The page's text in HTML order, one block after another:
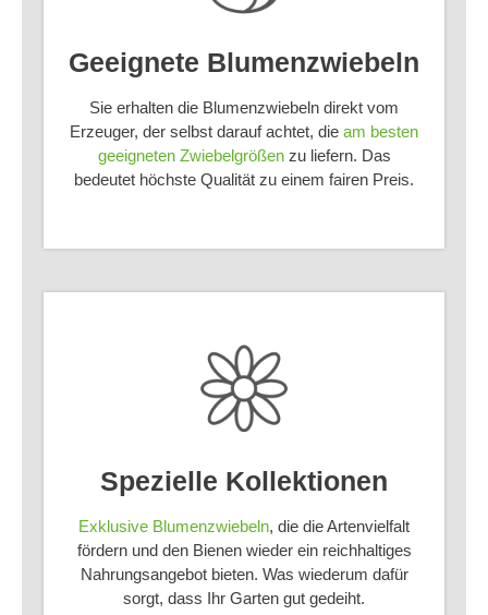
Geeignete Blumenzwiebeln
Sie erhalten die Blumenzwiebeln direkt vom
Erzeuger, der selbst darauf achtet, die am besten
geeigneten Zwiebelgrößenzu liefern. Das
bedeutet höchste Qualität zu einem fairen Preis.
Spezielle Kollektionen
Exklusive Blumenzwiebeln, die die Artenvielfalt
fördern und den Bienen wieder ein reichhaltiges
Nahrungsangebot bieten. Was wiederum dafür
sorgt, dass Ihr Garten gut gedeiht.